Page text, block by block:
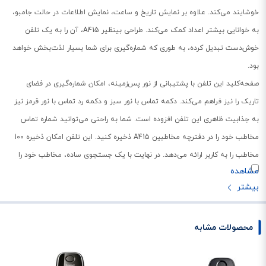
خوشایند می‌کند. علاوه بر نمایش تاریخ و ساعت، نمایش اطلاعات در حالت جامبو،
به خوانایی بیشتر اعداد کمک می‌کند. طراحی بینظیر A415، آن را به یک تلفن
خوش‌دست تبدیل کرده، به طوری که شماره‌گیری برای شما بسیار لذت‌بخش خواهد
بود.
صفحه‌کلید این تلفن با پشتیبانی از نور پس‌زمینه، امکان شماره‌گیری در فضای
تاریک را نیز فراهم می‌کند. دکمه تماس با نور سبز و دکمه رد تماس با نور قرمز نیز
به جذابیت ظاهری این تلفن افزوده است. شما به راحتی می‌توانید شماره تماس
مخاطب خود را در دفترچه مخاطبین A415 ذخیره کنید. این تلفن امکان ذخیره 100
مخاطب را به کاربر ارائه می‌دهد. در نهایت با یک جستجوی ساده، مخاطب خود را
محصولات مشابه